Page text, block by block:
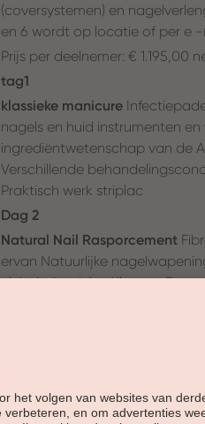
(coversystemen) en
en 6 wordt op locatie of per e
Prijs per deelnemer: € 1.195,00
tag1
klassieke manicure
nagels en huid instrumenten
ingrediëntwetenschap van de
Verschillende
Praktisch werk striplac
Dag 2
Natural Nail Rasporcement
ervan Natuurlijke
elektrische delen Kleur en
Berekening en prijzen
off-systeem van de toekomst
Sjabloonverlenging met
met de elektrische delen
behulp van wraps en soac-
verwijderen van Prolaq